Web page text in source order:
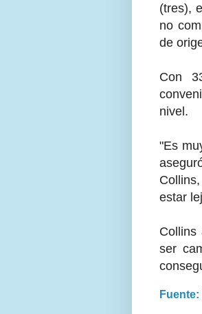
(tres),
no
de
Con
nivel.
"Es
estar
Collins
ser